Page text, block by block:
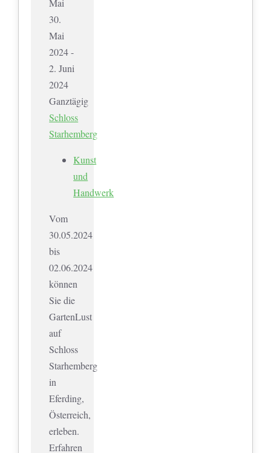
Mai
30.
Mai
2024 -
2. Juni
2024
Ganztägig
Schloss
Starhemberg
Kunst
und
Handwerk
Vom
30.05.2024
bis
02.06.2024
können
Sie die
GartenLust
auf
Schloss
Starhemberg
in
Eferding,
Österreich,
erleben.
Erfahren